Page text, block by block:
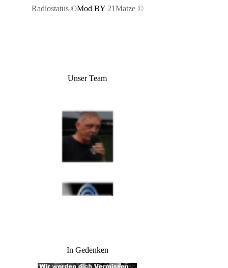
Radiostatus ©Mod BY 21Matze ©
Unser Team
In Gedenken